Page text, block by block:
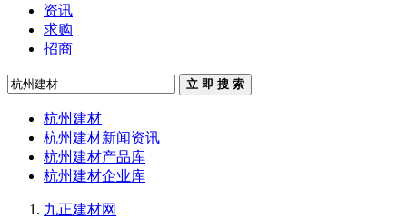
资讯
求购
招商
立 即 搜 索
杭州建材
杭州建材新闻资讯
杭州建材产品库
杭州建材企业库
九正建材网